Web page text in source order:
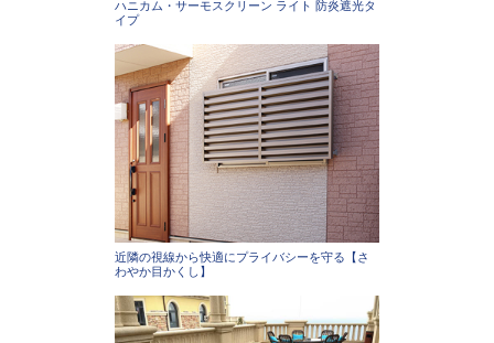
ハニカム・サーモスクリーン ライト 防炎遮光タ
イプ
近隣の視線から快適にプライバシーを守る【さ
わやか目かくし】